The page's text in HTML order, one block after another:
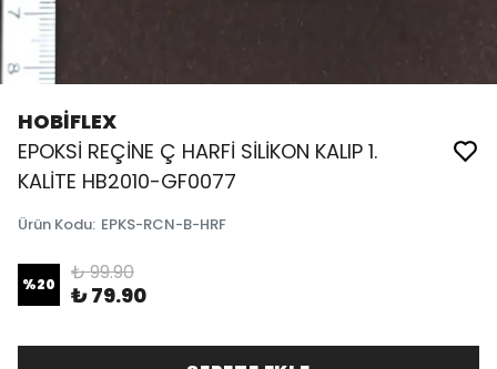
HOBİFLEX
EPOKSİ REÇİNE Ç HARFİ SİLİKON KALIP 1.
KALİTE HB2010-GF0077
Ürün Kodu: EPKS-RCN-B-HRF
%20 ₺ 99.90
₺ 79.90